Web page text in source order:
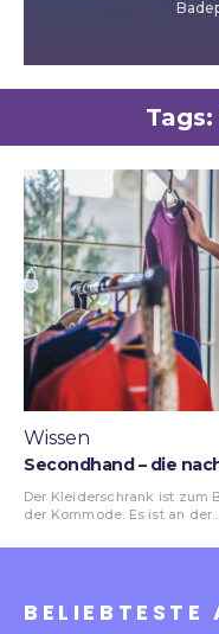
Tags:
Wissen
Secondhand – die
Der Kleiderschrank ist zum
der Kommode. Es ist an der...
BELIEBTESTE